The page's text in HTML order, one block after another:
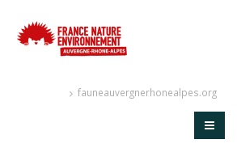
fauneauvergnerhonealpes.org